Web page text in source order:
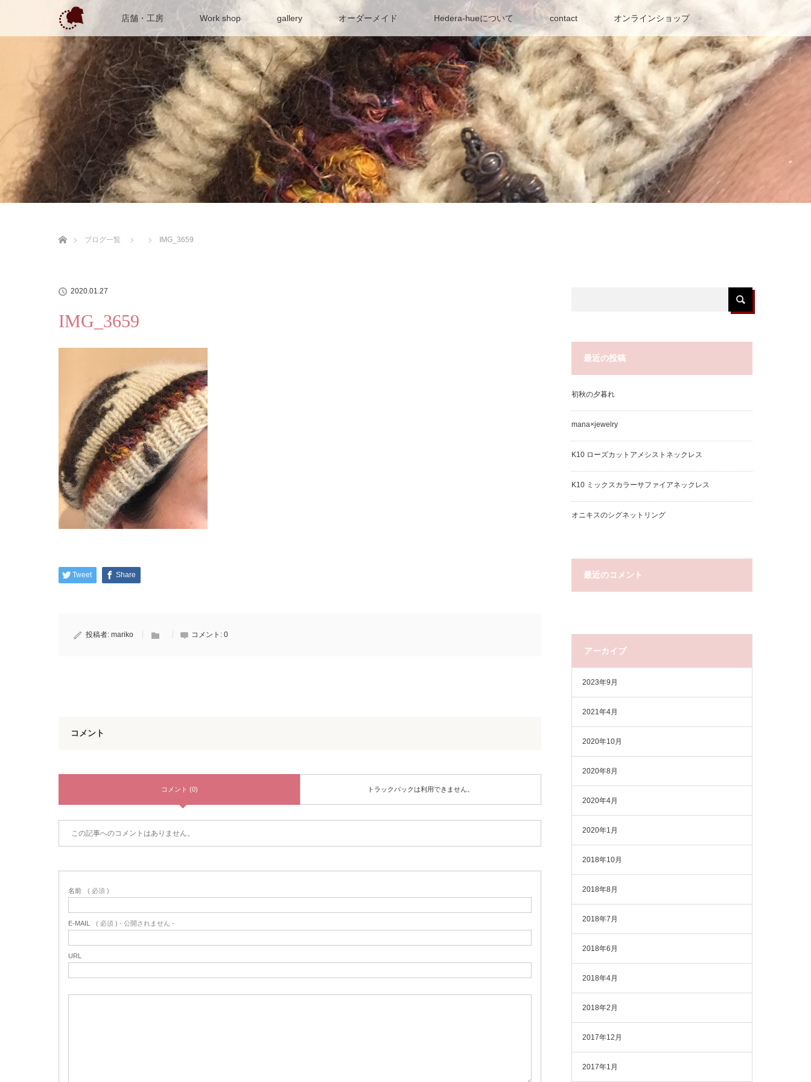
店舗・工房 Work shop gallery オーダーメイド Hedera-hueについて contact オンラインショップ
ブログ一覧
IMG_3659
2020.01.27
IMG_3659
Tweet Share
投稿者: mariko コメント: 0
コメント
コメント (0) トラックバックは利用できません。
この記事へのコメントはありません。
名前 ( 必須 )
E-MAIL ( 必須 ) - 公開されません -
URL
最近の投稿
初秋の夕暮れ
mana×jewelry
K10 ローズカットアメシストネックレス
K10 ミックスカラーサファイアネックレス
オニキスのシグネットリング
最近のコメント
アーカイブ
2023年9月
2021年4月
2020年10月
2020年8月
2020年4月
2020年1月
2018年10月
2018年8月
2018年7月
2018年6月
2018年4月
2018年2月
2017年12月
2017年1月